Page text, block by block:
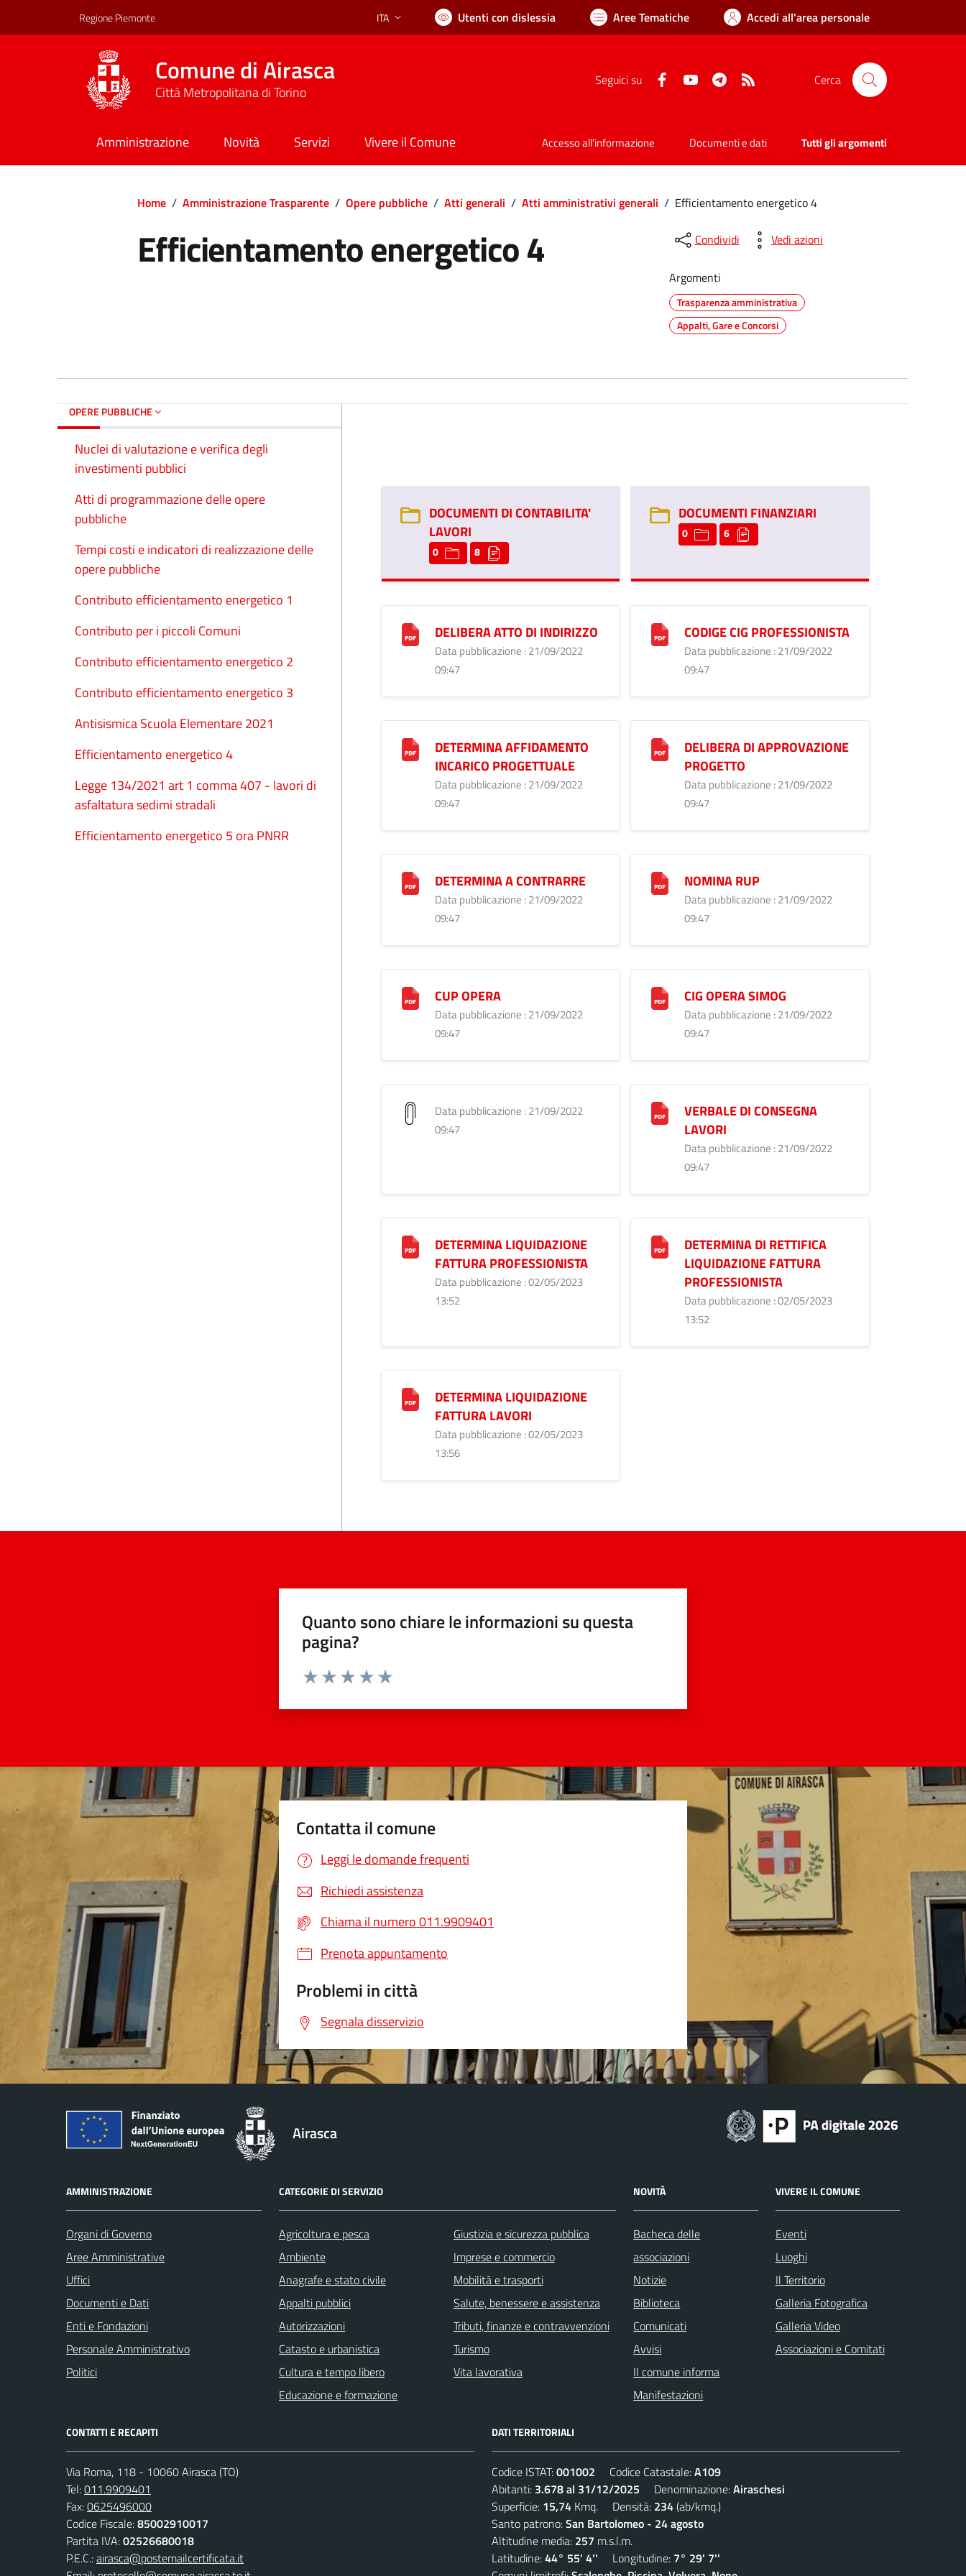
Regione Piemonte Lingua attiva:
ITA Utenti con dislessia Aree Tematiche Accedi all'area personale
Comune di Airasca
Città Metropolitana di Torino
Seguici su FacebookYouTube Telegram Cerca
Amministrazione Novità Servizi Vivere il Comune Accesso all'informazione Documenti e dati Tutti gli argomenti
Home / Amministrazione Trasparente / Opere pubbliche / Atti generali / Atti amministrativi generali / Efficientamento energetico 4
Efficientamento energetico 4 Condividi Vedi azioni
Argomenti
Trasparenza amministrativa
Appalti, Gare e Concorsi
OPERE PUBBLICHE
Nuclei di valutazione e verifica degli
investimenti pubblici
Atti di programmazione delle opere
pubbliche
Tempi costi e indicatori di realizzazione delle
opere pubbliche
Contributo efficientamento energetico 1
Contributo per i piccoli Comuni
Contributo efficientamento energetico 2
Contributo efficientamento energetico 3
Antisismica Scuola Elementare 2021
Efficientamento energetico 4
Legge 134/2021 art 1 comma 407 - lavori di
asfaltatura sedimi stradali
Efficientamento energetico 5 ora PNRR
DOCUMENTI DI CONTABILITA'
LAVORI
0 8
DOCUMENTI FINANZIARI
0 6
DELIBERA ATTO DI INDIRIZZO
Data pubblicazione : 21/09/2022
09:47
CODIGE CIG PROFESSIONISTA
Data pubblicazione : 21/09/2022
09:47
DETERMINA AFFIDAMENTO
INCARICO PROGETTUALE
Data pubblicazione : 21/09/2022
09:47
DELIBERA DI APPROVAZIONE
PROGETTO
Data pubblicazione : 21/09/2022
09:47
DETERMINA A CONTRARRE
Data pubblicazione : 21/09/2022
09:47
NOMINA RUP
Data pubblicazione : 21/09/2022
09:47
CUP OPERA
Data pubblicazione : 21/09/2022
09:47
CIG OPERA SIMOG
Data pubblicazione : 21/09/2022
09:47
Data pubblicazione : 21/09/2022
09:47
VERBALE DI CONSEGNA
LAVORI
Data pubblicazione : 21/09/2022
09:47
DETERMINA LIQUIDAZIONE
FATTURA PROFESSIONISTA
Data pubblicazione : 02/05/2023
13:52
DETERMINA DI RETTIFICA
LIQUIDAZIONE FATTURA
PROFESSIONISTA
Data pubblicazione : 02/05/2023
13:52
DETERMINA LIQUIDAZIONE
FATTURA LAVORI
Data pubblicazione : 02/05/2023
13:56
Quanto sono chiare le informazioni su questa
pagina?
Valuta da 1 a 5 stelle la pagina
Contatta il comune
Leggi le domande frequenti
Richiedi assistenza
Chiama il numero 011.9909401
Prenota appuntamento
Problemi in città
Segnala disservizio
Airasca
AMMINISTRAZIONE
Organi di Governo
Aree Amministrative
Uffici
Documenti e Dati
Enti e Fondazioni
Personale Amministrativo
Politici
CATEGORIE DI SERVIZIO
Agricoltura e pesca
Ambiente
Anagrafe e stato civile
Appalti pubblici
Autorizzazioni
Catasto e urbanistica
Cultura e tempo libero
Educazione e formazione
Giustizia e sicurezza pubblica
Imprese e commercio
Mobilità e trasporti
Salute, benessere e assistenza
Tributi, finanze e contravvenzioni
Turismo
Vita lavorativa
NOVITÀ
Bacheca delle
associazioni
Notizie
Biblioteca
Comunicati
Avvisi
Il comune informa
Manifestazioni
VIVERE IL COMUNE
Eventi
Luoghi
Il Territorio
Galleria Fotografica
Galleria Video
Associazioni e Comitati
CONTATTI E RECAPITI
Via Roma, 118 - 10060 Airasca (TO)
Tel:011.9909401
Fax:0625496000
Codice Fiscale:85002910017
Partita IVA:02526680018
P.E.C.:airasca@postemailcertificata.it
DATI TERRITORIALI
Codice ISTAT:001002 Codice Catastale:A109
Abitanti: 3.678 al 31/12/2025 Denominazione:Airaschesi
Superficie: 15,74 Kmq. Densità: 234(ab/kmq.)
Santo patrono:San Bartolomeo - 24 agosto
Altitudine media: 257 m.s.l.m.
Latitudine:44° 55' 4'' Longitudine: 7° 29' 7''